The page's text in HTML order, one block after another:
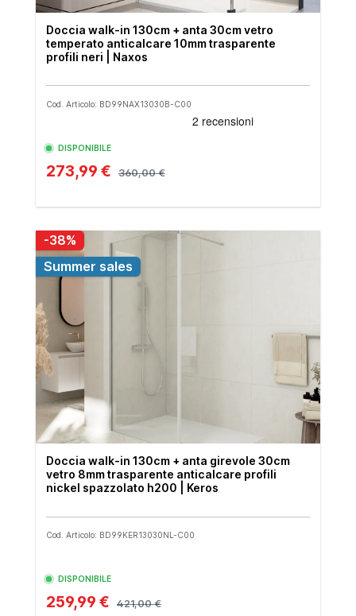
Doccia walk-in 130cm + anta 30cm vetro
temperato anticalcare 10mm trasparente
profili neri | Naxos
Cod. Articolo: BD99NAX13030B-C00
DISPONIBILE
273,99 € 360,00 €
-38%
Summer sales
Doccia walk-in 130cm + anta girevole 30cm
vetro 8mm trasparente anticalcare profili
nickel spazzolato h200 | Keros
Cod. Articolo: BD99KER13030NL-C00
DISPONIBILE
259,99 € 421,00 €